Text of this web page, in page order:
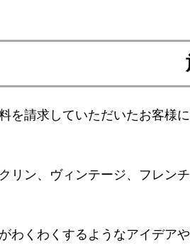
を請求していただいたお客様
リン、ヴィンテージ、フレン
わくわくするようなアイデア